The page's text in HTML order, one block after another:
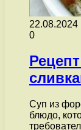
22.08.2024
0
Суп из
блюдо,